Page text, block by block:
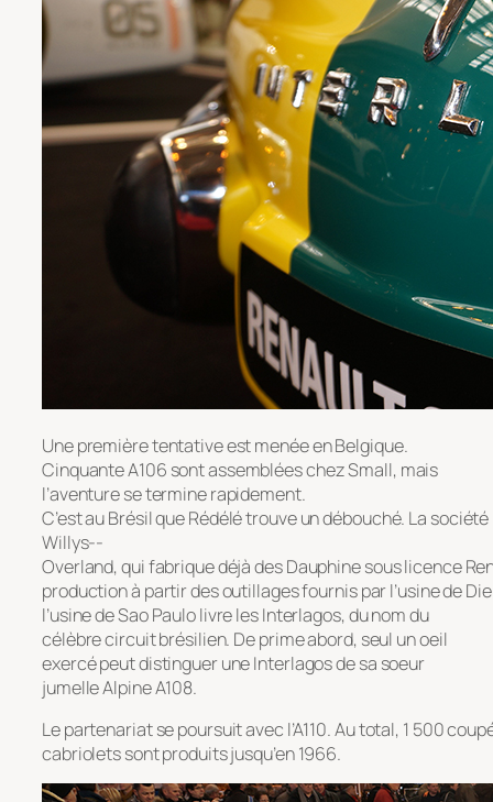
Une première tentative est menée en Belgique.
Cinquante A106 sont assemblées chez Small, mais
l’aventure se termine rapidement.
C’est au Brésil que Rédélé trouve un débouché. La société
Willys-­
Overland, qui fabrique déjà des Dauphine sous licence
production à partir des outillages fournis par l’usine de
l’usine de Sao Paulo livre les Interlagos, du nom du
célèbre circuit brésilien. De prime abord, seul un oeil
exercé peut distinguer une Interlagos de sa soeur
jumelle Alpine A108.
Le partenariat se poursuit avec l’A110. Au total, 1 500
cabriolets sont produits jusqu’en 1966.